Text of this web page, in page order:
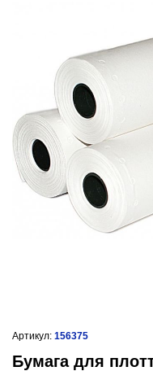
Артикул: 156375
Бумага для